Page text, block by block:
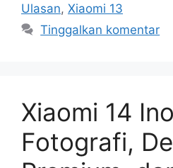
Ulasan, Xiaomi 13
Tinggalkan komentar
Xiaomi 14
Fotografi,